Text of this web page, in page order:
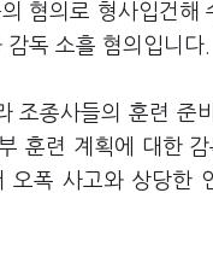
혐의로 형사입건해
독 소흘 혐의입니다.
조종사들의 훈련 준
훈련 계획에 대한
오폭 사고와 상당한